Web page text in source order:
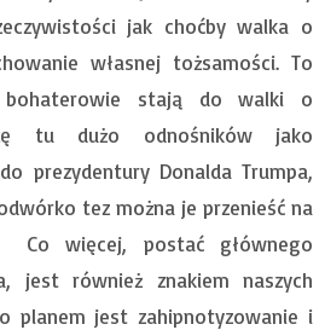
jak choćby walka o
własnej tożsamości. To
stają do walki o
tu dużo odnośników jako
prezydentury Donalda Trumpa,
tez można je przenieść na
Co więcej, postać głównego
jest również znakiem naszych
planem jest zahipnotyzowanie i